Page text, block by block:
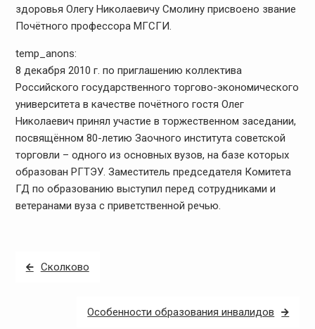
здоровья Олегу Николаевичу Смолину присвоено звание
Почётного профессора МГСГИ.
temp_anons:
8 декабря 2010 г. по приглашению коллектива
Российского государственного торгово-экономического
университета в качестве почётного гостя Олег
Николаевич принял участие в торжественном заседании,
посвящённом 80-летию Заочного института советской
торговли – одного из основных вузов, на базе которых
образован РГТЭУ. Заместитель председателя Комитета
ГД по образованию выступил перед сотрудниками и
ветеранами вуза с приветственной речью.
Навигация
Сколково
Особенности образования инвалидов